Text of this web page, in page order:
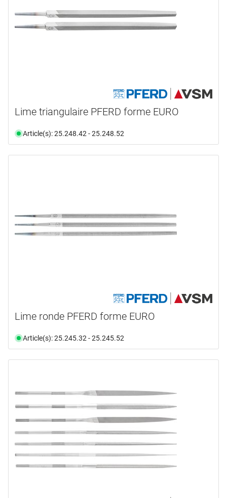
Lime triangulaire PFERD forme EURO
Article(s): 25.248.42 - 25.248.52
Lime ronde PFERD forme EURO
Article(s): 25.245.32 - 25.245.52